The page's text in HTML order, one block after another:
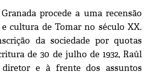
procede a uma recensão
cultura de Tomar no século XX.
da sociedade por quotas
de 30 de julho de 1932, Raúl
e à frente dos assuntos